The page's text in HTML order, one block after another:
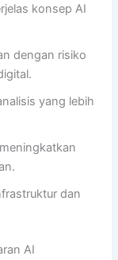
konsep AI
dengan risiko
yang lebih
dan
AI